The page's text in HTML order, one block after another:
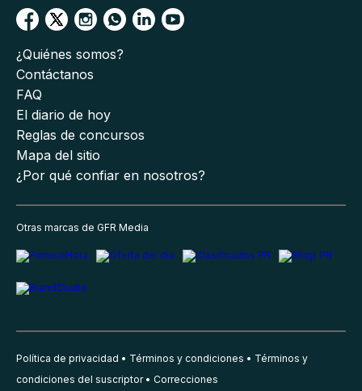
¿Quiénes somos?
Contáctanos
FAQ
El diario de hoy
Reglas de concursos
Mapa del sitio
¿Por qué confiar en nosotros?
Otras marcas de GFR Media
Política de privacidad Términos y condiciones
Términos y
condiciones del suscriptor
Correcciones